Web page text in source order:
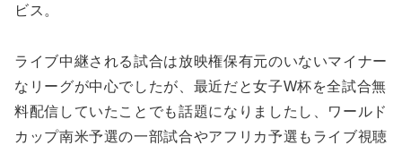
ビス。
ライブ中継される試合は放映権保有元のいないマイナー
なリーグが中心でしたが、最近だと女子W杯を全試合無
料配信していたことでも話題になりましたし、ワールド
カップ南米予選の一部試合やアフリカ予選もライブ視聴